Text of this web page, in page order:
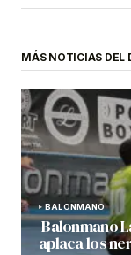
MÁS NOTICIAS DEL
BALONMANO
Balonmano
aplaca los